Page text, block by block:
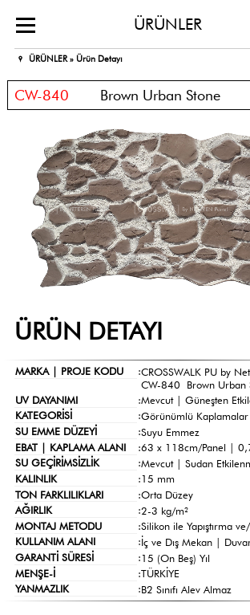
ÜRÜNLER
ÜRÜNLER » Ürün Detayı
CW-840 Brown Urban Stone
ÜRÜN DETAYI
MARKA | PROJE KODU :CROSSWALK PU by
CW-840 Brown Urban
UV DAYANIMI
:Mevcut | Güneşten
KATEGORİSİ
:Görünümlü
SU EMME DÜZEYİ
:Suyu Emmez
EBAT | KAPLAMA ALANI
:63 x 118cm/Panel |
SU GEÇİRİMSİZLİK
:Mevcut | Sudan
KALINLIK
:15 mm
TON FARKLILIKLARI
:Orta Düzey
AĞIRLIK
:2-3 kg/m²
MONTAJ METODU
:Silikon ile Yapıştırma
KULLANIM ALANI
:İç ve Dış Mekan |
GARANTİ SÜRESİ
:15 (On Beş) Yıl
MENŞE-İ
:TÜRKİYE
YANMAZLIK
:B2 Sınıfı Alev Almaz